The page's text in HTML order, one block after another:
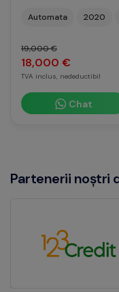
Automata 2020
19,000 €
18,000 €
TVA inclus, nedeductibil
Chat
Partenerii noștri